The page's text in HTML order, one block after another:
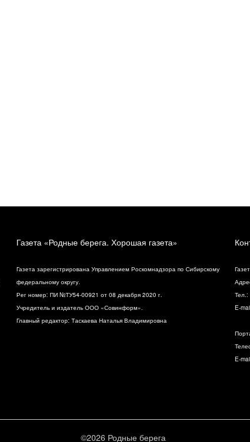
Газета «Родные берега. Хорошая газета»
Газета зарегистрирована Управлением Роскомнадзора по Сибирскому
федеральному округу.
Рег номер: ПИ №ТУ54-00921 от 08 декабря 2020 г.
Учредитель и издатель ООО «Совинформ».
Главный редактор: Таскаева Наталья Владимировна
Тел.:
E-
E-
©2026 Родные берега